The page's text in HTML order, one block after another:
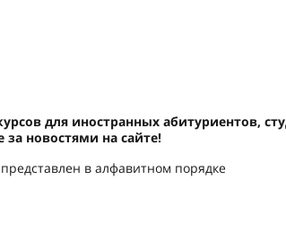
для иностранных абитуриентов,
новостями на сайте!
в алфавитном порядке